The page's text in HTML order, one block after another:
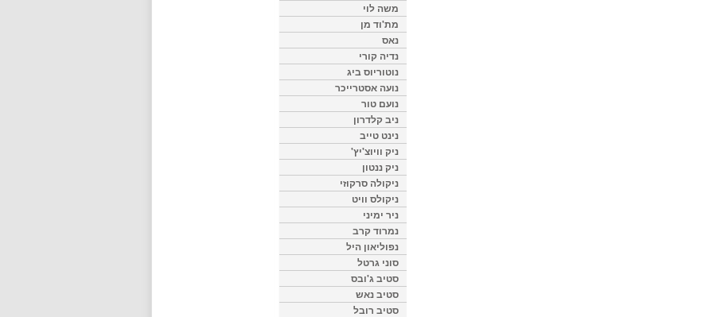
משה לוי
מת'וד מן
נאס
נדיה קורי
נוטוריוס ביג
נועה אסטרייכר
נועם טור
ניב קלדרון
נינט טייב
ניק וויוצ'יץ'
ניק ננטון
ניקולה סרקוזי
ניקולס וויט
ניר ימיני
נמרוד קרב
נפוליאון היל
סוני גרטל
סטיב ג'ובס
סטיב נאש
סטיב רובל